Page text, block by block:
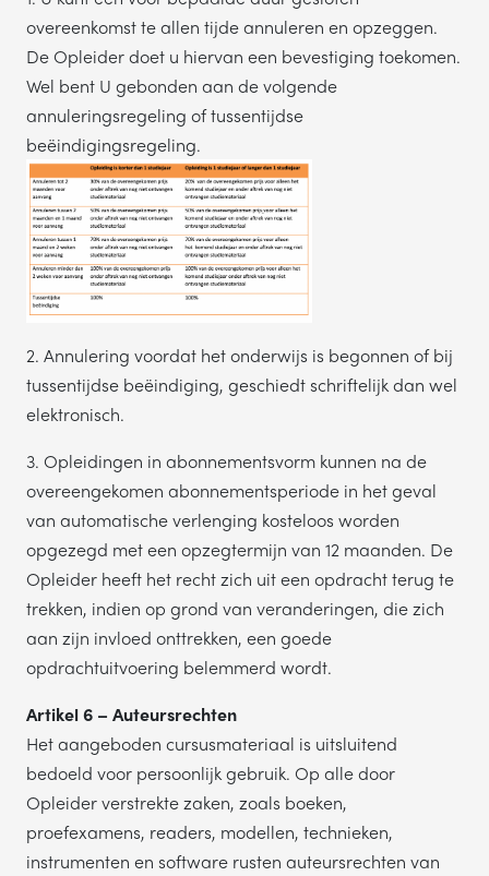
overeenkomst te allen tijde annuleren en opzeggen.
De Opleider doet u hiervan een bevestiging toekomen.
Wel bent U gebonden aan de volgende
annuleringsregeling of tussentijdse
beëindigingsregeling.
2. Annulering voordat het onderwijs is begonnen of bij
tussentijdse beëindiging, geschiedt schriftelijk dan wel
elektronisch.
3. Opleidingen in abonnementsvorm kunnen na de
overeengekomen abonnementsperiode in het geval
van automatische verlenging kosteloos worden
opgezegd met een opzegtermijn van 12 maanden. De
Opleider heeft het recht zich uit een opdracht terug te
trekken, indien op grond van veranderingen, die zich
aan zijn invloed onttrekken, een goede
opdrachtuitvoering belemmerd wordt.
Artikel 6 – Auteursrechten
Het aangeboden cursusmateriaal is uitsluitend
bedoeld voor persoonlijk gebruik. Op alle door
Opleider verstrekte zaken, zoals boeken,
proefexamens, readers, modellen, technieken,
instrumenten en software rusten auteursrechten van